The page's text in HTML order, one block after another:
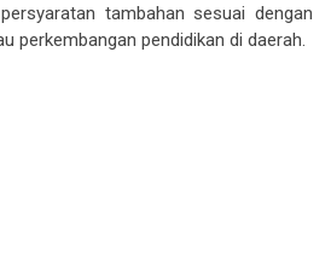
tambahan sesuai dengan
perkembangan pendidikan di daerah.